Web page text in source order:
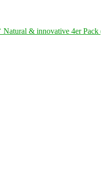
& innovative 4er